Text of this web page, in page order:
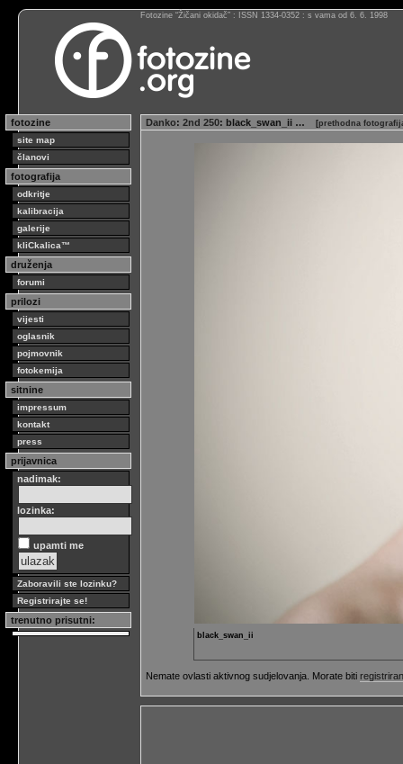
Fotozine “Žičani okidač” : ISSN 1334-0352 : s vama od 6. 6. 1998
fotozine
site map
članovi
fotografija
odkritje
kalibracija
galerije
kliCkalica™
druženja
forumi
prilozi
vijesti
oglasnik
pojmovnik
fotokemija
sitnine
impressum
kontakt
press
prijavnica
nadimak:
lozinka:
upamti me
Zaboravili ste lozinku?
Registrirajte se!
trenutno prisutni:
Danko: 2nd 250: black_swan_ii … [prethodna
black_swan_ii
Nemate ovlasti aktivnog sudjelovanja. Morate biti